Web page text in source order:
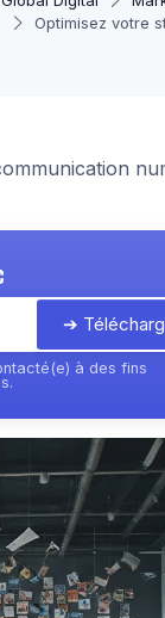
Optimisez votre
➔
à des fins